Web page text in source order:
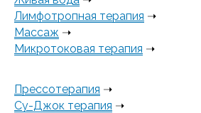
Лимфотропная терапия ➝
Массаж ➝
Микротоковая терапия ➝
Прессотерапия ➝
Су-Джок терапия ➝